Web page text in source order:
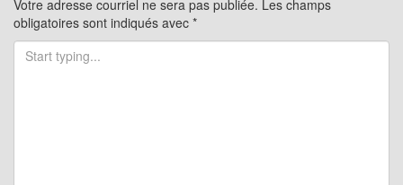
articles
Votre adresse courriel ne sera pas publiée. Les champs
obligatoires sont indiqués avec *